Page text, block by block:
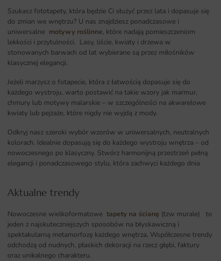
Szukasz fototapety, która będzie Ci służyć przez lata i dopasuje się
do zmian we wnętrzu? U nas znajdziesz ponadczasowe i
uniwersalne motywy roślinne, które nadają pomieszczeniom
lekkości i przytulności. Lasy, liście, kwiaty i drzewa w
stonowanych barwach od lat wybierane są przez miłośników
klasycznej elegancji.
Jeżeli marzysz o fotapecie, która z łatwością dopasuje się do
każdego wystroju, warto postawić na takie wzory jak marmur,
chmury lub motywy malarskie – w szczególności na akwarelowe
kwiaty lub pejzaże, które nigdy nie wyjdą z mody.
Odkryj nasz szeroki wybór wzorów w uniwersalnych, neutralnych
kolorach. Idealnie dopasują się do każdego wystroju wnętrza – od
nowoczesnego po klasyczny. Stwórz harmonijną przestrzeń pełną
elegancji i ponadczasowego stylu, która zachwyci każdego dnia
Aktualne trendy​
Nowoczesne wielkoformatowe tapety na ścianę (tzw murale) to
jeden z najskuteczniejszych sposobów na błyskawiczną i
spektakularną metamorfozę każdego wnętrza. Współczesne trendy
odchodzą od nudnych, płaskich dekoracji na rzecz głębi, faktury
oraz unikalnego charakteru.